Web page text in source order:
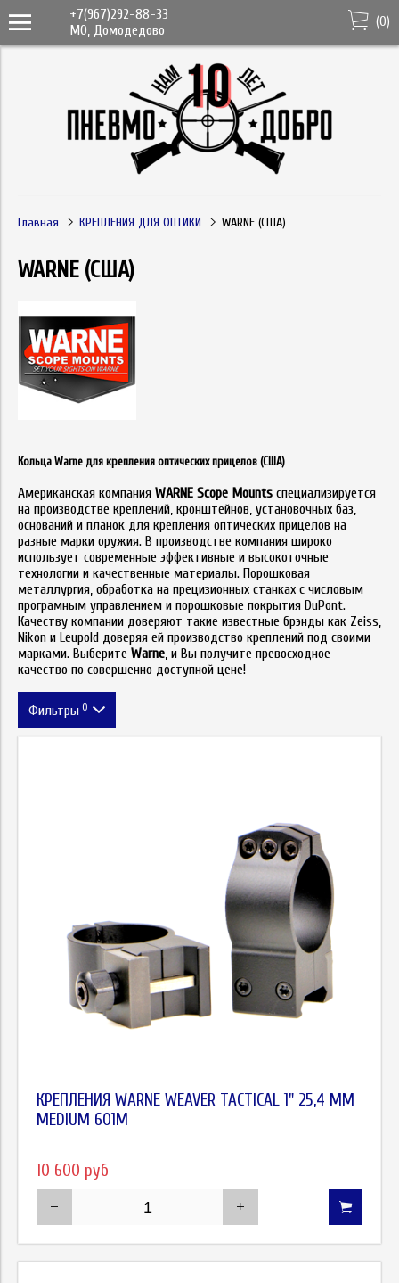
+7(967)292-88-33
МО, Домодедово
(0)
Главная КРЕПЛЕНИЯ ДЛЯ ОПТИКИ WARNE (США)
WARNE (США)
Кольца Warne для крепления оптических прицелов (США)
Американская компания WARNE Scope Mounts специализируется
на производстве креплений, кронштейнов, установочных баз,
оснований и планок для крепления оптических прицелов на
разные марки оружия. В производстве компания широко
использует современные эффективные и высокоточные
технологии и качественные материалы. Порошковая
металлургия, обработка на прецизионных станках с числовым
програмным управлением и порошковые покрытия DuPont.
Качеству компании доверяют такие известные брэнды как Zeiss,
Nikon и Leupold доверяя ей производство креплений под своими
марками. Выберите Warne, и Вы получите превосходное
качество по совершенно доступной цене!
Фильтры 0
КРЕПЛЕНИЯ WARNE WEAVER TACTICAL 1" 25,4 ММ
MEDIUM 601M
10 600 руб